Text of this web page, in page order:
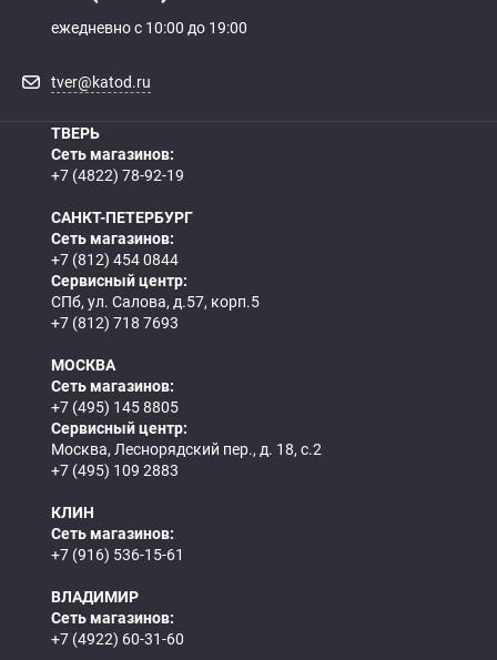
ежедневно с 10:00 до 19:00
tver@katod.ru
ТВЕРЬ
Сеть магазинов:
+7 (4822) 78-92-19
САНКТ-ПЕТЕРБУРГ
Сеть магазинов:
+7 (812) 454 0844
Сервисный центр:
СПб, ул. Салова, д.57, корп.5
+7 (812) 718 7693
МОСКВА
Сеть магазинов:
+7 (495) 145 8805
Сервисный центр:
Москва, Леснорядский пер., д. 18, с.2
+7 (495) 109 2883
КЛИН
Сеть магазинов:
+7 (916) 536-15-61
ВЛАДИМИР
Сеть магазинов:
+7 (4922) 60-31-60